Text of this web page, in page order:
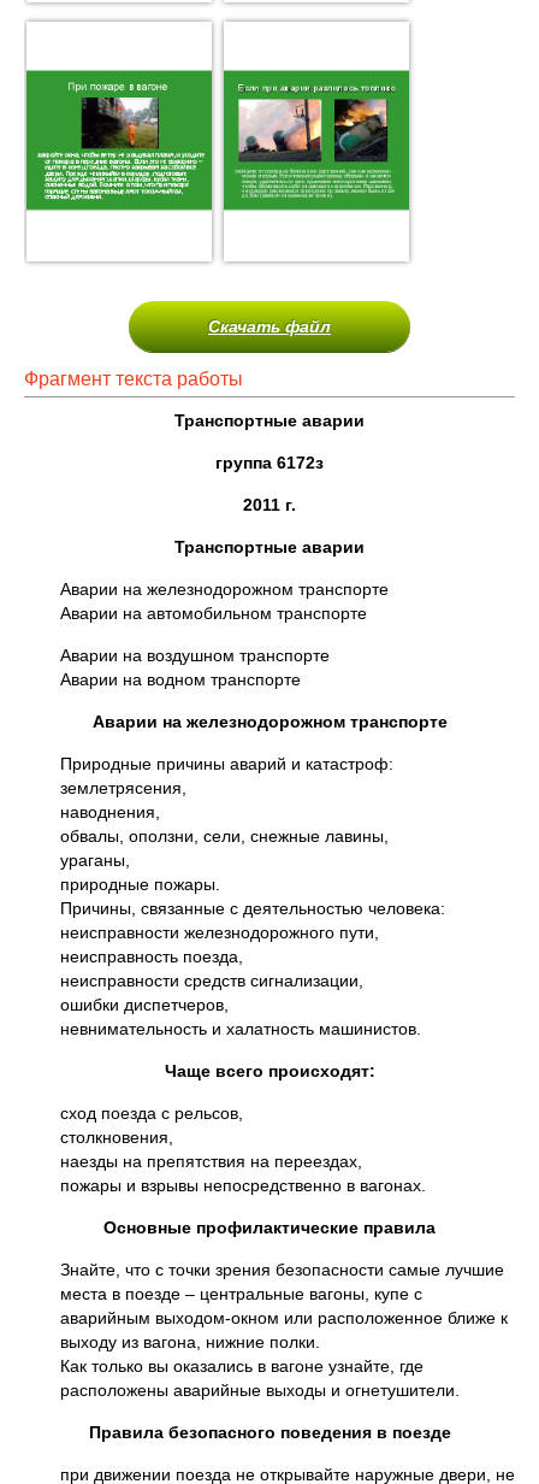
Скачать файл
Фрагмент текста работы
Транспортные аварии
группа 6172з
2011 г.
Транспортные аварии
Аварии на железнодорожном транспорте
Аварии на автомобильном транспорте
Аварии на воздушном транспорте
Аварии на водном транспорте
Аварии на железнодорожном транспорте
Природные причины аварий и катастроф:
землетрясения,
наводнения,
обвалы, оползни, сели, снежные лавины,
ураганы,
природные пожары.
Причины, связанные с деятельностью человека:
неисправности железнодорожного пути,
неисправность поезда,
неисправности средств сигнализации,
ошибки диспетчеров,
невнимательность и халатность машинистов.
Чаще всего происходят:
сход поезда с рельсов,
столкновения,
наезды на препятствия на переездах,
пожары и взрывы непосредственно в вагонах.
Основные профилактические правила
Знайте, что с точки зрения безопасности самые лучшие
места в поезде – центральные вагоны, купе с
аварийным выходом-окном или расположенное ближе к
выходу из вагона, нижние полки.
Как только вы оказались в вагоне узнайте, где
расположены аварийные выходы и огнетушители.
Правила безопасного поведения в поезде
при движении поезда не открывайте наружные двери, не